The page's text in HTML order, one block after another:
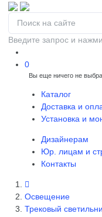
Введите запрос и
0
Вы еще ничего не
Каталог
Доставка и
Установка и
Дизайнерам
Юр. лицам и
Контакты
Освещение
Трековый